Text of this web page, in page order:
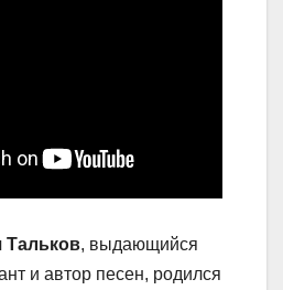
Тальков, выдающийся
и автор песен, родился